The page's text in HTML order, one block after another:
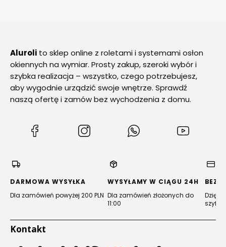
Aluroli to sklep online z roletami i systemami osłon
okiennych na wymiar. Prosty zakup, szeroki wybór i
szybka realizacja – wszystko, czego potrzebujesz,
aby wygodnie urządzić swoje wnętrze. Sprawdź
naszą ofertę i zamów bez wychodzenia z domu.
(Otwiera
nowej
(Otwiera
(Otwiera
nowej
DARMOWA WYSYŁKA
Dla zamówień powyżej 200 PLN
WYSYŁAMY W CIĄGU 24H
Dla zamówień złożonych do
11:00
Dzięki
Kontakt